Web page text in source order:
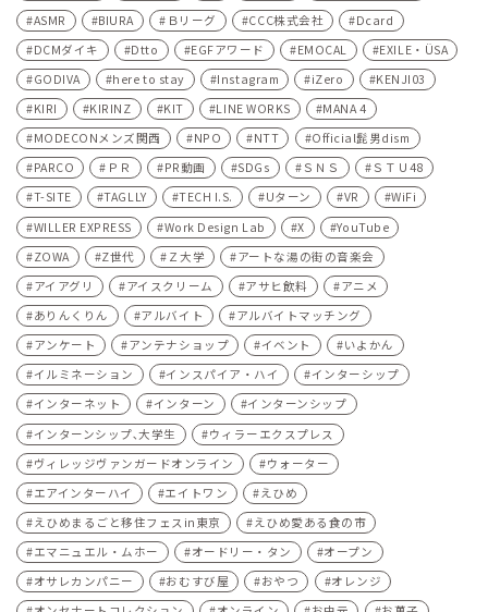
ASMR
BIURA Ｂリーグ CCC株式会社
Dcard
DCMダイキ
Dtto EGFアワード EMOCAL
EXILE・ÜSA
GODIVA
here to stay Instagram iZero
KENJI03
KIRI
KIRINZ KIT LINE WORKS
MANA 4
MODECONメンズ関西
NPO NTT
Official髭男dism
PARCO
ＰＲ PR動画 SDGs ＳＮＳ
ＳＴＵ48
T-SITE
TAGLLY TECH I.S. Uターン VR
WiFi
WILLER EXPRESS
Work Design Lab X
YouTube
ZOWA
Z世代 Ｚ大学
アートな湯の街の音楽会
アイアグリ
アイスクリーム アサヒ飲料
アニメ
ありんくりん
アルバイト
アルバイトマッチング
アンケート
アンテナショップ イベント
いよかん
イルミネーション
インスパイア・ハイ
インターシップ
インターネット
インターン
インターンシップ
インターンシップ､大学生
ウィラーエクスプレス
ヴィレッジヴァンガードオンライン
ウォーター
エアインターハイ
エイトワン
えひめ
えひめまるごと移住フェスin東京
えひめ愛ある食の市
エマニュエル・ムホー
オードリー・タン
オープン
オサレカンパニー
おむすび屋 おやつ
オレンジ